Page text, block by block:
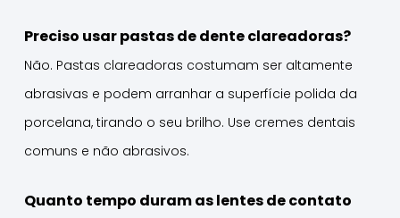
Preciso usar pastas de dente clareadoras?
Não. Pastas clareadoras costumam ser altamente
abrasivas e podem arranhar a superfície polida da
porcelana, tirando o seu brilho. Use cremes dentais
comuns e não abrasivos.
Quanto tempo duram as lentes de contato